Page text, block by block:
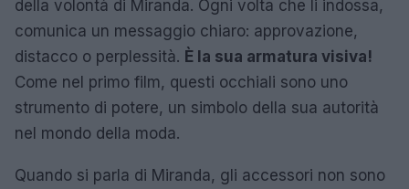
della volontà di Miranda. Ogni volta che li indossa,
comunica un messaggio chiaro: approvazione,
distacco o perplessità. È la sua armatura visiva!
Come nel primo film, questi occhiali sono uno
strumento di potere, un simbolo della sua autorità
nel mondo della moda.
Quando si parla di Miranda, gli accessori non sono